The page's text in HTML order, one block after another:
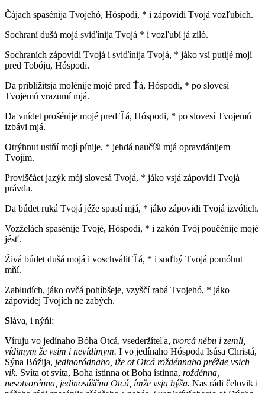
Čájach spasénija Tvojehó, Hóspodi, * i zápovidi Tvojá vozľubích.
Sochraní dušá mojá sviďínija Tvojá * i vozľubí já ziló.
Sochraních zápovidi Tvojá i sviďínija Tvojá, * jáko vsí putijé mojí
pred Tobóju, Hóspodi.
Da priblížitsja molénije mojé pred Ťá, Hóspodi, * po slovesí
Tvojemú vrazumí mjá.
Da vnídet prošénije mojé pred Ťá, Hóspodi, * po slovesí Tvojemú
izbávi mjá.
Otrýhnut ustňí mojí pínije, * jehdá naučíši mjá opravdánijem
Tvojím.
Proviščáet jazýk mój slovesá Tvojá, * jáko vsjá zápovidi Tvojá
právda.
Da búdet ruká Tvojá jéže spastí mjá, * jáko zápovidi Tvojá izvólich.
Vozželách spasénije Tvojé, Hóspodi, * i zakón Tvój poučénije mojé
jésť.
Živá búdet dušá mojá i voschválit Ťá, * i suďbý Tvojá pomóhut
mňí.
Zabludích, jáko ovčá pohíbšeje, vzyščí rabá Tvojehó, * jáko
zápovidej Tvojích ne zabých.
Sláva, i nýňi:
Víruju vo jedínaho Bóha Otcá, vsederžíteľa, tvorcá nébu i zemlí,
vídimym že vsim i nevídimym. I vo jedínaho Hóspoda Isúsa Christá,
Sýna Bóžija, jedinoródnaho, iže ot Otcá roždénnaho préžde vsich
vik. Svíta ot svíta, Boha ístinna ot Boha ístinna, roždénna,
nesotvorénna, jedinosúščna Otcú, ímže vsja býša. Nas rádi čelovik i